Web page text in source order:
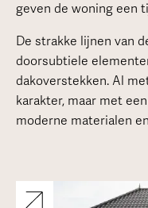
geven de woning een
De strakke lijnen van
doorsubtiele
dakoverstekken. Al
karakter, maar met
moderne materialen